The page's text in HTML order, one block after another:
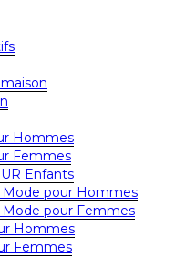
Hommes
Femmes
Enfants
Mode pour Hommes
Mode pour Femmes
Hommes
Femmes